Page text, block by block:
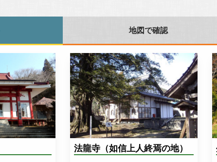
地図で確認
法龍寺（如信上人終焉の地）